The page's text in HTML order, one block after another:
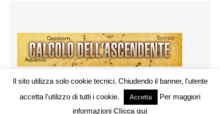
Esoterya.com © 2026. All right reserverd.
Il sito utilizza solo cookie tecnici. Chiudendo il banner, l'utente
accetta l'utilizzo di tutti i cookie.
Accetta
Per maggiori
informazioni Clicca qui
Vuoi pubblicare sul nostro network?